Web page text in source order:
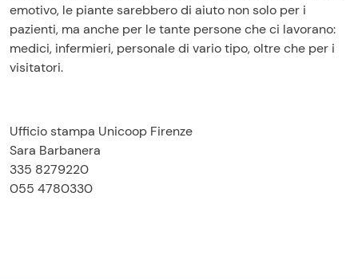
emotivo, le piante sarebbero di aiuto non solo per i
pazienti, ma anche per le tante persone che ci lavorano:
medici, infermieri, personale di vario tipo, oltre che per i
visitatori.
Ufficio stampa Unicoop Firenze
Sara Barbanera
335 8279220
055 4780330